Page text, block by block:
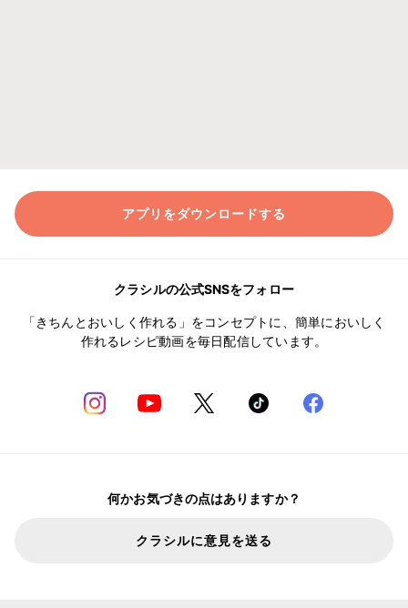
アプリをダウンロードする
クラシルの公式SNSをフォロー
「きちんとおいしく作れる」をコンセプトに、簡単においしく
作れるレシピ動画を毎日配信しています。
何かお気づきの点はありますか？
クラシルに意見を送る